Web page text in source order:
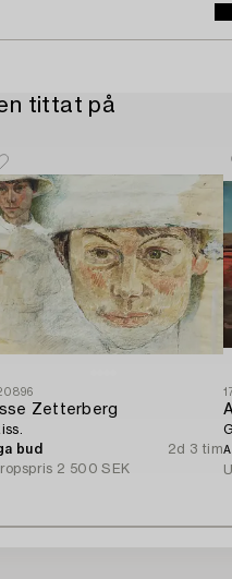
tittat på
Zetterberg
bud
2d 3 tim
2 500 SEK